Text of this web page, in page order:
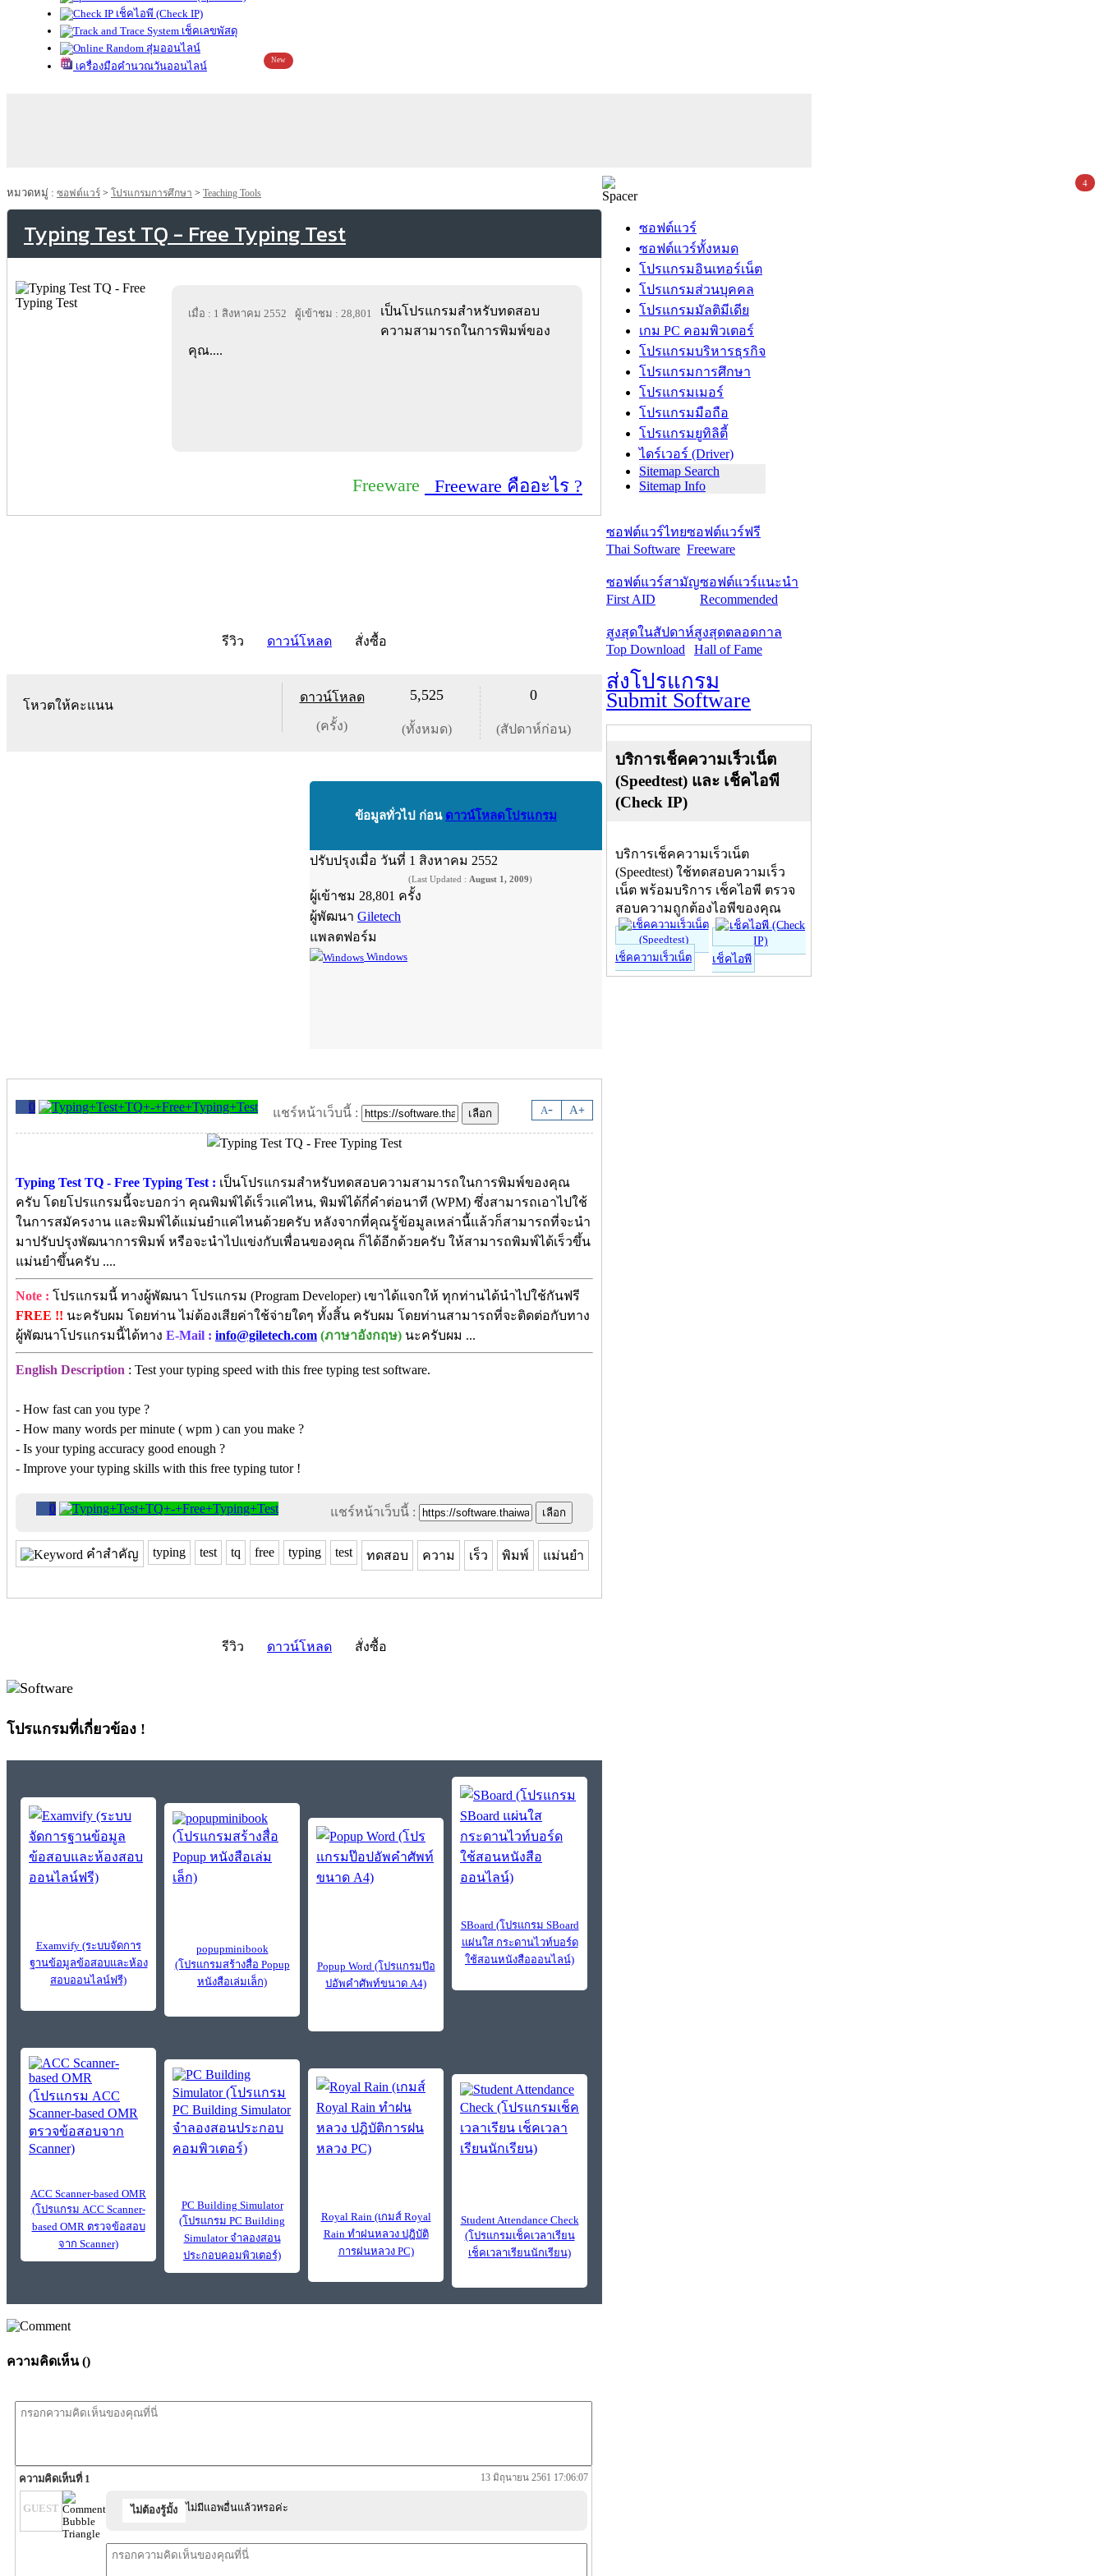
เช็คไอพี (Check IP)
เช็คเลขพัสดุ
สุ่มออนไลน์
เครื่องมือคำนวณวันออนไลน์
New
หมวดหมู่ : ซอฟต์แวร์ > โปรแกรมการศึกษา > Teaching Tools
Typing Test TQ - Free Typing Test
เมื่อ : 1 สิงหาคม 2552 ผู้เข้าชม : 28,801
เป็นโปรแกรมสำหรับทดสอบ
ความสามารถในการพิมพ์ของ
คุณ....
Freeware Freeware คืออะไร ?
รีวิว ดาวน์โหลด สั่งซื้อ
โหวตให้คะแนน
ดาวน์โหลด
(ครั้ง)
5,525
(ทั้งหมด)
0
(สัปดาห์ก่อน)
ข้อมูลทั่วไป ก่อน ดาวน์โหลดโปรแกรม
ปรับปรุงเมื่อ วันที่ 1 สิงหาคม 2552
(Last Updated : August 1, 2009)
ผู้เข้าชม 28,801 ครั้ง
ผู้พัฒนา Giletech
แพลตฟอร์ม
Windows
0 A- A+
แชร์หน้าเว็บนี้ :
Typing Test TQ - Free Typing Test : เป็นโปรแกรมสำหรับทดสอบความสามารถในการพิมพ์ของคุณ
ครับ โดยโปรแกรมนี้จะบอกว่า คุณพิมพ์ได้เร็วแค่ไหน, พิมพ์ได้กี่คำต่อนาที (WPM) ซึ่งสามารถเอาไปใช้
ในการสมัครงาน และพิมพ์ได้แม่นยำแค่ไหนด้วยครับ หลังจากที่คุณรู้ข้อมูลเหล่านี้แล้วก็สามารถที่จะนำ
มาปรับปรุงพัฒนาการพิมพ์ หรือจะนำไปแข่งกับเพื่อนของคุณ ก็ได้อีกด้วยครับ ให้สามารถพิมพ์ได้เร็วขึ้น
แม่นยำขึ้นครับ ....
Note : โปรแกรมนี้ ทางผู้พัฒนา โปรแกรม (Program Developer) เขาได้แจกให้ ทุกท่านได้นำไปใช้กันฟรี
FREE !! นะครับผม โดยท่าน ไม่ต้องเสียค่าใช้จ่ายใดๆ ทั้งสิ้น ครับผม โดยท่านสามารถที่จะติดต่อกับทาง
ผู้พัฒนาโปรแกรมนี้ได้ทาง E-Mail : info@giletech.com (ภาษาอังกฤษ) นะครับผม ...
English Description : Test your typing speed with this free typing test software.
- How fast can you type ?
- How many words per minute ( wpm ) can you make ?
- Is your typing accuracy good enough ?
- Improve your typing skills with this free typing tutor !
0 แชร์หน้าเว็บนี้ :
คำสำคัญ typing test tq free typing test ทดสอบ ความ เร็ว พิมพ์ แม่นยำ
รีวิว ดาวน์โหลด สั่งซื้อ
โปรแกรมที่เกี่ยวข้อง !
Examvify (ระบบจัดการ
ฐานข้อมูลข้อสอบและห้อง
สอบออนไลน์ฟรี)
popupminibook
(โปรแกรมสร้างสื่อ Popup
หนังสือเล่มเล็ก)
Popup Word (โปรแกรมป๊อ
ปอัพคำศัพท์ขนาด A4)
SBoard (โปรแกรม SBoard
แผ่นใส กระดานไวท์บอร์ด
ใช้สอนหนังสือออนไลน์)
ACC Scanner-based OMR
(โปรแกรม ACC Scanner-
based OMR ตรวจข้อสอบ
จาก Scanner)
PC Building Simulator
(โปรแกรม PC Building
Simulator จำลองสอน
ประกอบคอมพิวเตอร์)
Royal Rain (เกมส์ Royal
Rain ทำฝนหลวง ปฎิบัติ
การฝนหลวง PC)
Student Attendance Check
(โปรแกรมเช็คเวลาเรียน
เช็คเวลาเรียนนักเรียน)
ความคิดเห็น ()
ความคิดเห็นที่ 1 13 มิถุนายน 2561 17:06:07
GUEST ไม่ต้องรู้มั้ง ไม่มีแอพอื่นแล้วหรอค่ะ
ซอฟต์แวร์
ซอฟต์แวร์ทั้งหมด
โปรแกรมอินเทอร์เน็ต
โปรแกรมส่วนบุคคล
โปรแกรมมัลติมีเดีย
เกม PC คอมพิวเตอร์
โปรแกรมบริหารธุรกิจ
โปรแกรมการศึกษา
โปรแกรมเมอร์
โปรแกรมมือถือ
โปรแกรมยูทิลิตี้
ไดร์เวอร์ (Driver)
Sitemap Search
Sitemap Info
ซอฟต์แวร์ไทย
Thai Software
ซอฟต์แวร์ฟรี
Freeware
ซอฟต์แวร์สามัญ
First AID
ซอฟต์แวร์แนะนำ
Recommended
สูงสุดในสัปดาห์
Top Download
สูงสุดตลอดกาล
Hall of Fame
ส่งโปรแกรม
Submit Software
บริการเช็คความเร็วเน็ต
(Speedtest) และ เช็คไอพี
(Check IP)
บริการเช็คความเร็วเน็ต
(Speedtest) ใช้ทดสอบความเร็ว
เน็ต พร้อมบริการ เช็คไอพี ตรวจ
สอบความถูกต้องไอพีของคุณ
เช็คความเร็วเน็ต เช็คไอพี
4